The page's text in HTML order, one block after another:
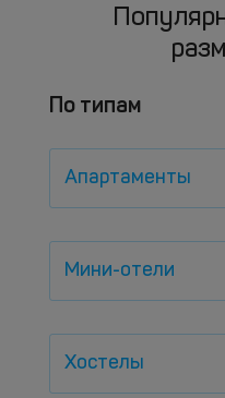
По типам
Апартаменты
Мини-отели
Хостелы